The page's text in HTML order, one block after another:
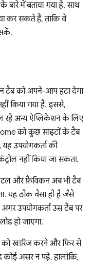
बारे में बताया गया है. साथ
कर सकते हैं, ताकि वे
टैब को अपने-आप हटा देगा
किया गया है. इससे,
रहे अन्य ऐप्लिकेशन के लिए
को कुछ साइटों के टैब
उपयोगकर्ता की
नहीं किया जा सकता.
और फ़ैविकन अब भी टैब
यह ठीक वैसा ही है जैसे
अगर उपयोगकर्ता उस टैब पर
हो जाएगा.
को खारिज करने और फिर से
कोई असर न पड़े. हालांकि,